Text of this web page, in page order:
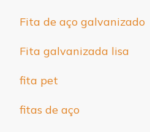
Fita de aço galvanizado
Fita galvanizada lisa
fita pet
fitas de aço